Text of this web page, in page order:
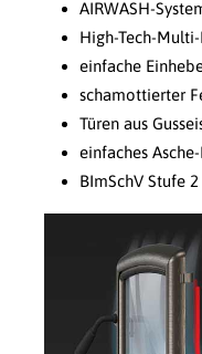
AIRWASH-
High-Tech-
einfache
schamottierter
Türen aus
einfaches
BImSchV Stufe 2